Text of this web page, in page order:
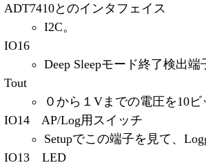
ADT7410とのインタフェイス
I2C。
IO16
Deep Sleepモード終了検出端
Tout
０から１Vまでの電圧を10
IO14 AP/Log用スイッチ
Setupでこの端子を見て、
IO13 LED